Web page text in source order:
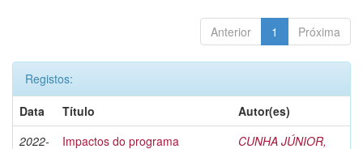
Anterior 1 Próxima
Registos:
Data
Título
Autor(es)
2022-
Impactos do programa
CUNHA JÚNIOR,